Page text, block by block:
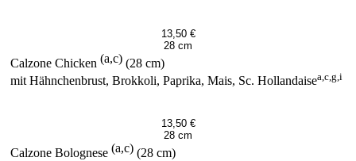
13,50 €
28 cm
Calzone Chicken (a,c) (28 cm)
mit Hähnchenbrust, Brokkoli, Paprika, Mais, Sc. Hollandaisea,c,g,i
13,50 €
28 cm
Calzone Bolognese (a,c) (28 cm)